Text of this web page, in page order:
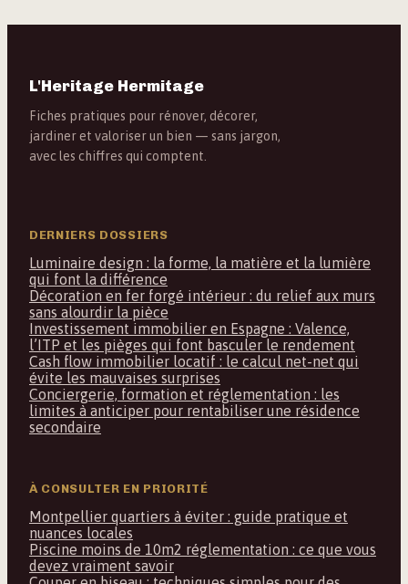
L'Heritage Hermitage
Fiches pratiques pour rénover, décorer,
jardiner et valoriser un bien — sans jargon,
avec les chiffres qui comptent.
DERNIERS DOSSIERS
Luminaire design : la forme, la matière et la lumière
qui font la différence
Décoration en fer forgé intérieur : du relief aux murs
sans alourdir la pièce
Investissement immobilier en Espagne : Valence,
l’ITP et les pièges qui font basculer le rendement
Cash flow immobilier locatif : le calcul net-net qui
évite les mauvaises surprises
Conciergerie, formation et réglementation : les
limites à anticiper pour rentabiliser une résidence
secondaire
À CONSULTER EN PRIORITÉ
Montpellier quartiers à éviter : guide pratique et
nuances locales
Piscine moins de 10m2 réglementation : ce que vous
devez vraiment savoir